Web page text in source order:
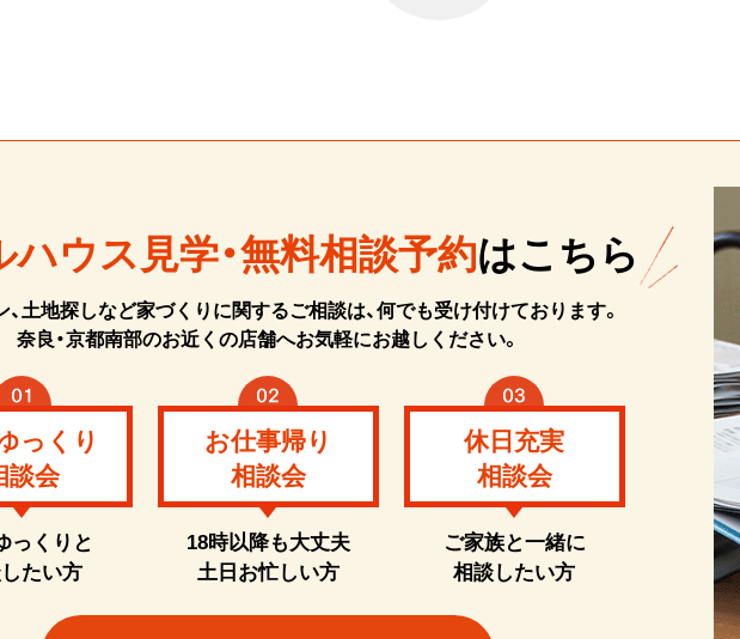
ウス見学・無料相談予約はこちら
、土地探しなど家づくりに関するご相談は、何でも受け付けております。
奈良・京都南部のお近くの店舗へお気軽にお越しください。
っくり
談会
っくりと
たい方
お仕事帰り
相談会
18時以降も大丈夫
土日お忙しい方
休日充実
相談会
ご家族と一緒に
相談したい方